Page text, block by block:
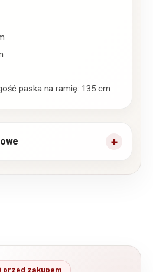
paska na ramię: 135 cm
przed zakupem